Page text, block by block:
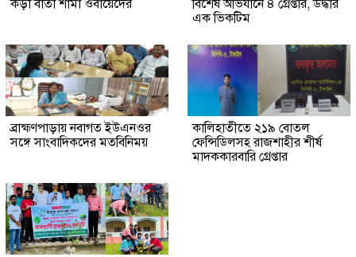
কড়া বার্তা শামা ওবায়েদের
বিশেষ অভিযানে ৪ গ্রেপ্তার, উদ্ধার
এক ভিকটিম
ব্রাহ্মণপাড়ায় নবাগত ইউএনওর
সঙ্গে সাংবাদিকদের মতবিনিময়
কালিহাতীতে ২১৯ বোতল
ফেন্সিডিলসহ রাজশাহীর শীর্ষ
মাদককারবারি গ্রেপ্তার